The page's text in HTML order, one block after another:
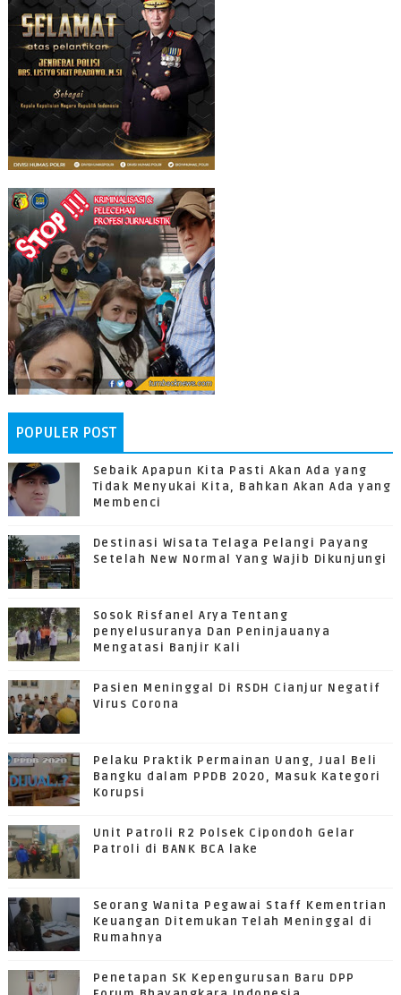
POPULER POST
Sebaik Apapun Kita Pasti Akan Ada yang
Tidak Menyukai Kita, Bahkan Akan Ada yang
Membenci
Destinasi Wisata Telaga Pelangi Payang
Setelah New Normal Yang Wajib Dikunjungi
Sosok Risfanel Arya Tentang
penyelusuranya Dan Peninjauanya
Mengatasi Banjir Kali
Pasien Meninggal Di RSDH Cianjur Negatif
Virus Corona
Pelaku Praktik Permainan Uang, Jual Beli
Bangku dalam PPDB 2020, Masuk Kategori
Korupsi
Unit Patroli R2 Polsek Cipondoh Gelar
Patroli di BANK BCA lake
Seorang Wanita Pegawai Staff Kementrian
Keuangan Ditemukan Telah Meninggal di
Rumahnya
Penetapan SK Kepengurusan Baru DPP